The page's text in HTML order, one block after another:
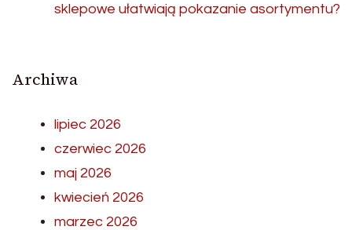
sklepowe ułatwiają pokazanie asortymentu?
Archiwa
lipiec 2026
czerwiec 2026
maj 2026
kwiecień 2026
marzec 2026